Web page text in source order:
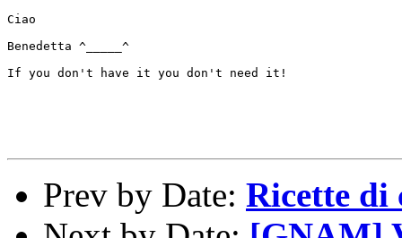
Ciao
Benedetta ^_____^
If you don't have it you don't need it!
Prev by Date: Ricette di